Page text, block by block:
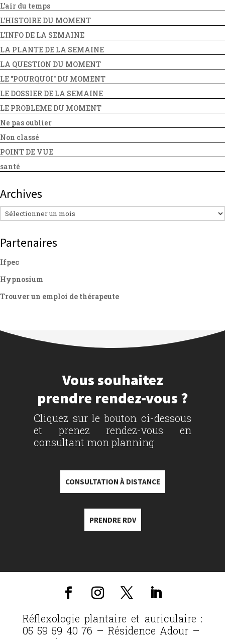
L'air du temps
L'HISTOIRE DU MOMENT
L'INFO DE LA SEMAINE
LA PLANTE DE LA SEMAINE
LA QUESTION DU MOMENT
LE "POURQUOI" DU MOMENT
LE DOSSIER DE LA SEMAINE
LE PROBLEME DU MOMENT
Ne pas oublier
Non classé
POINT DE VUE
santé
Archives
Archives
Partenaires
Ifpec
Hypnosium
Trouver un emploi de thérapeute
Vous souhaitez
prendre rendez-vous ?
Cliquez sur le bouton ci-dessous
et prenez rendez-vous en
consultant mon planning
CONSULTATION À DISTANCE
PRENDRE RDV
Réflexologie plantaire et auriculaire :
05 59 59 40 76 – Résidence Adour –